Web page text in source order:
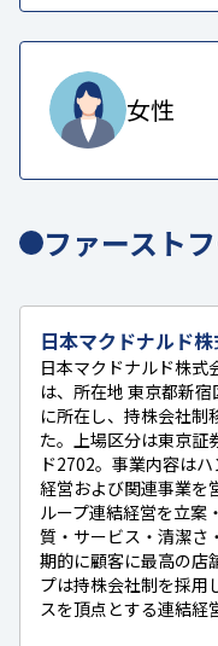
女性
ファースト
日本マクドナルド
日本マクドナルド株
は、所在地 東京都新
に所在し、持株会社
た。上場区分は東京証
ド2702。事業内容は
経営および関連事業を
ループ連結経営を立案
質・サービス・清潔さ
期的に顧客に最高の店
プは持株会社制を採用
スを頂点とする連結経